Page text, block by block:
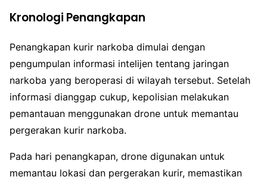
Kronologi Penangkapan
Penangkapan kurir narkoba dimulai dengan
pengumpulan informasi intelijen tentang jaringan
narkoba yang beroperasi di wilayah tersebut. Setelah
informasi dianggap cukup, kepolisian melakukan
pemantauan menggunakan drone untuk memantau
pergerakan kurir narkoba.
Pada hari penangkapan, drone digunakan untuk
memantau lokasi dan pergerakan kurir, memastikan